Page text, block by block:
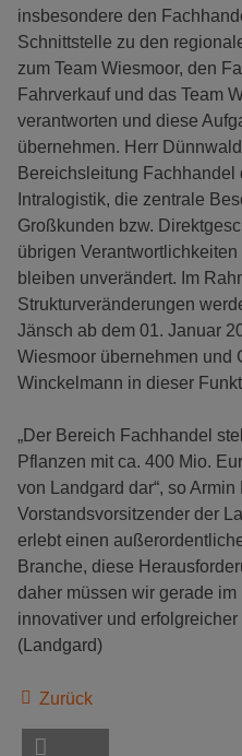
insbesondere den
Schnittstelle zu den
zum Team Wiesmoor, den
Fahrverkauf und das Team
verantworten und diese
übernehmen. Herr
Bereichsleitung Fachhandel
Intralogistik, die zentrale
Großkunden bzw.
übrigen
bleiben unverändert. Im
Strukturveränderungen
Jänsch ab dem 01. Januar
Wiesmoor übernehmen und
Winckelmann in dieser
„Der Bereich Fachhandel
Pflanzen mit ca. 400 Mio.
von Landgard dar“, so Armin
Vorstandsvorsitzender der
erlebt einen
Branche, diese
daher müssen wir gerade
innovativer und erfolgreicher
(Landgard)
Zurück